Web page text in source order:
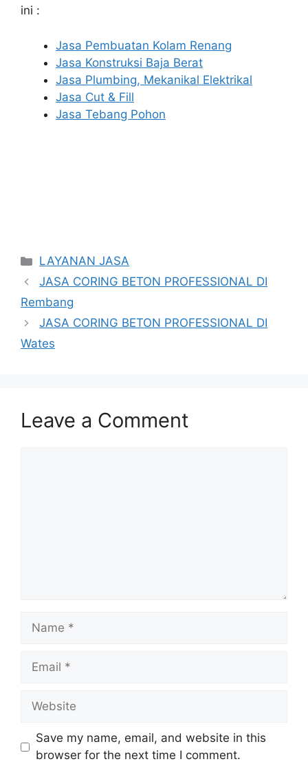
ini :
Jasa Pembuatan Kolam Renang
Jasa Konstruksi Baja Berat
Jasa Plumbing, Mekanikal Elektrikal
Jasa Cut & Fill
Jasa Tebang Pohon
Categories
LAYANAN JASA
JASA CORING BETON PROFESSIONAL DI
Rembang
JASA CORING BETON PROFESSIONAL DI
Wates
Leave a Comment
Name
Email
Website
Save my name, email, and website in this
browser for the next time I comment.